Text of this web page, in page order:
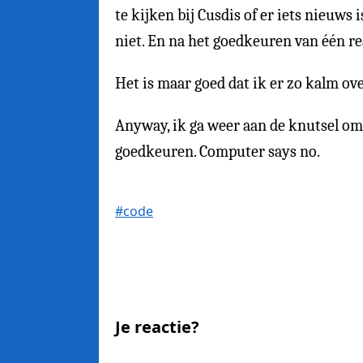
te kijken bij Cusdis of er iets nieuws
niet. En na het goedkeuren van één
Het is maar goed dat ik er zo kalm
Anyway, ik ga weer aan de knutsel
goedkeuren. Computer says no.
#code
Je reactie?